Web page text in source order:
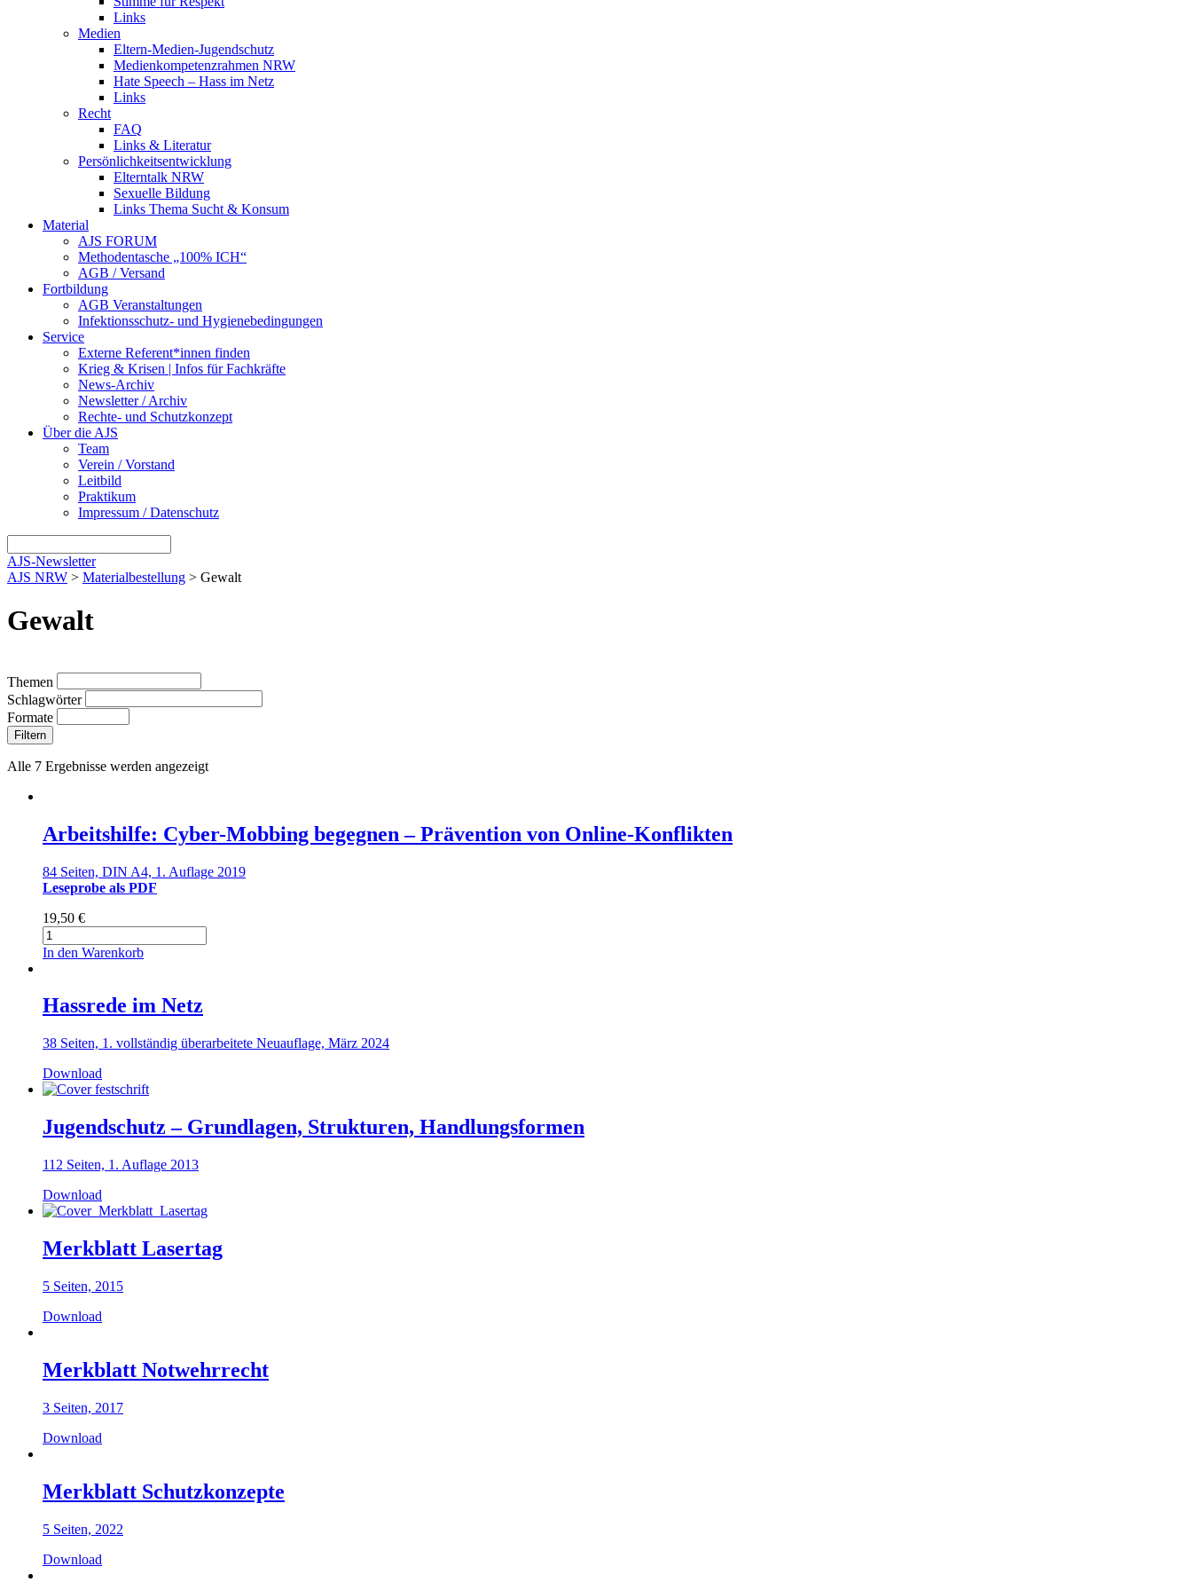
Links
Medien
Eltern-Medien-Jugendschutz
Medienkompetenzrahmen NRW
Hate Speech – Hass im Netz
Links
Recht
FAQ
Links & Literatur
Persönlichkeitsentwicklung
Elterntalk NRW
Sexuelle Bildung
Links Thema Sucht & Konsum
Material
AJS FORUM
Methodentasche „100% ICH“
AGB / Versand
Fortbildung
AGB Veranstaltungen
Infektionsschutz- und Hygienebedingungen
Service
Externe Referent*innen finden
Krieg & Krisen | Infos für Fachkräfte
News-Archiv
Newsletter / Archiv
Rechte- und Schutzkonzept
Über die AJS
Team
Verein / Vorstand
Leitbild
Praktikum
Impressum / Datenschutz
AJS-Newsletter
AJS NRW > Materialbestellung > Gewalt
Gewalt
Themen
Schlagwörter
Formate
Filtern
Alle 7 Ergebnisse werden angezeigt
Arbeitshilfe: Cyber-Mobbing begegnen – Prävention von Online-Konflikten
84 Seiten, DIN A4, 1. Auflage 2019
Leseprobe als PDF
19,50 €
Arbeitshilfe:
Cyber-
–
Prävention
Online-
Menge
In den Warenkorb
Hassrede im Netz
38 Seiten, 1. vollständig überarbeitete Neuauflage, März 2024
Download
Jugendschutz – Grundlagen, Strukturen, Handlungsformen
112 Seiten, 1. Auflage 2013
Download
Merkblatt Lasertag
5 Seiten, 2015
Download
Merkblatt Notwehrrecht
3 Seiten, 2017
Download
Merkblatt Schutzkonzepte
5 Seiten, 2022
Download